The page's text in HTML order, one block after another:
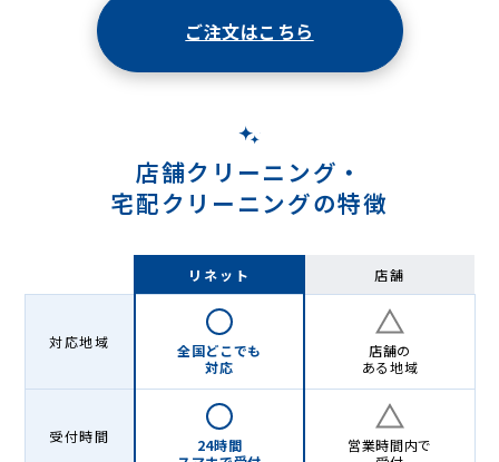
ご注文はこちら
店舗クリーニング・
宅配クリーニングの特徴
リネット 店舗
対応地域
全国どこでも
対応
店舗の
ある地域
受付時間
24時間
営業時間内で